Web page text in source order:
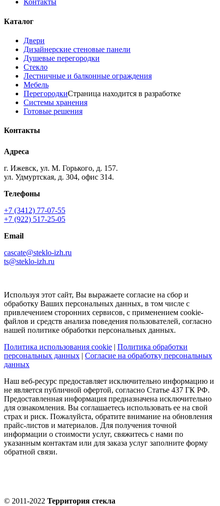
Контакты
Каталог
Двери
Дизайнерские стеновые панели
Душевые перегородки
Стекло
Лестничные и балконные ограждения
Мебель
ПерегородкиСтраница находится в разработке
Системы хранения
Готовые решения
Контакты
Адреса
г. Ижевск, ул. М. Горького, д. 157.
ул. Удмуртская, д. 304, офис 314.
Телефоны
+7 (3412) 77-07-55
+7 (922) 517-25-05
Email
cascate@steklo-izh.ru
ts@steklo-izh.ru
Используя этот сайт, Вы выражаете согласие на сбор и
обработку Ваших персональных данных, в том числе с
привлечением сторонних сервисов, с применением cookie-
файлов и средств анализа поведения пользователей, согласно
нашей политике обработки персональных данных.
Политика использования cookie | Политика обработки
персональных данных | Согласие на обработку персональных
данных
Наш веб-ресурс предоставляет исключительно информацию и
не является публичной офертой, согласно Статье 437 ГК РФ.
Предоставленная информация предназначена исключительно
для ознакомления. Вы соглашаетесь использовать ее на свой
страх и риск. Пожалуйста, обратите внимание на обновления
прайс-листов и материалов. Для получения точной
информации о стоимости услуг, свяжитесь с нами по
указанным контактам или для заказа услуг заполните форму
обратной связи.
© 2011-2022 Территория стекла